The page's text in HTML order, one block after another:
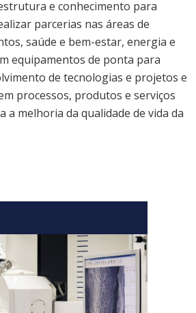
e conhecimento para
parcerias nas áreas de
saúde e bem-estar, energia e
equipamentos de ponta para
de tecnologias e projetos e
processos, produtos e serviços
a melhoria da qualidade de vida da